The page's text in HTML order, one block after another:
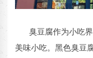
臭豆腐作为小吃界
美味小吃。黑色臭豆